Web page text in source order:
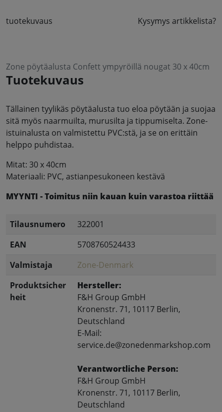
tuotekuvaus Kysymys artikkelista?
Zone pöytäalusta Confett ympyröillä nougat 30 x 40cm
Tuotekuvaus
Tällainen tyylikäs pöytäalusta tuo eloa pöytään ja suojaa
sitä myös naarmuilta, murusilta ja tippumiselta. Zone-
istuinalusta on valmistettu PVC:stä, ja se on erittäin
helppo puhdistaa.
Mitat: 30 x 40cm
Materiaali: PVC, astianpesukoneen kestävä
MYYNTI - Toimitus niin kauan kuin varastoa riittää
Tilausnumero
322001
EAN
5708760524433
Valmistaja
Zone-Denmark
Produktsicher
heit
Hersteller:
F&H Group GmbH
Kronenstr. 71, 10117 Berlin,
Deutschland
E-Mail:
service.de@zonedenmarkshop.com
Verantwortliche Person:
F&H Group GmbH
Kronenstr. 71, 10117 Berlin,
Deutschland